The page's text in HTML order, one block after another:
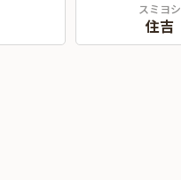
スミヨシ
住吉